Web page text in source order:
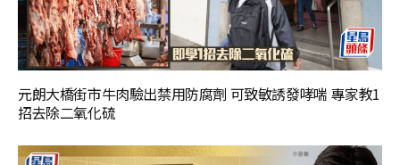
元朗大橋街市牛肉驗出禁用防腐劑 可致敏誘發哮喘 專家教1
招去除二氧化硫